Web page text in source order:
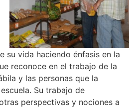
su vida haciendo énfasis en la
reconoce en el trabajo de la
y las personas que la
Su trabajo de
perspectivas y nociones a